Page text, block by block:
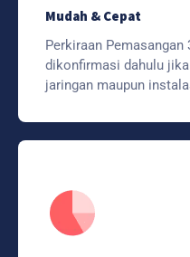
Mudah & Cepat
Perkiraan Pemasangan
dikonfirmasi dahulu
jaringan maupun